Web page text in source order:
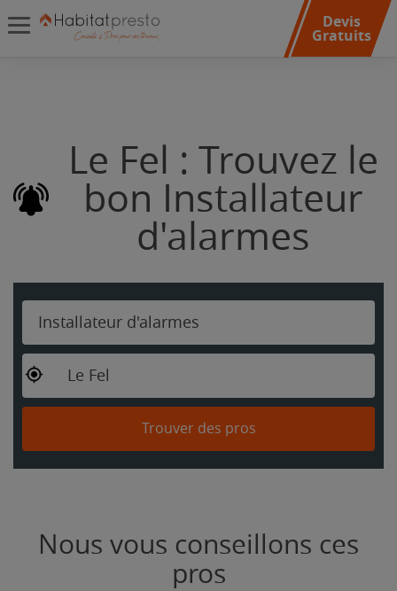
Devis
Gratuits
Le Fel : Trouvez le
bon Installateur
d'alarmes
Installateur d'alarmes
Le Fel
Trouver des pros
Nous vous conseillons ces
pros